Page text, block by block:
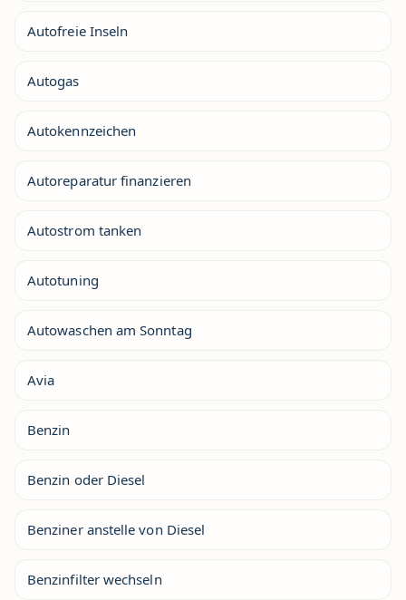
Autofreie Inseln
Autogas
Autokennzeichen
Autoreparatur finanzieren
Autostrom tanken
Autotuning
Autowaschen am Sonntag
Avia
Benzin
Benzin oder Diesel
Benziner anstelle von Diesel
Benzinfilter wechseln